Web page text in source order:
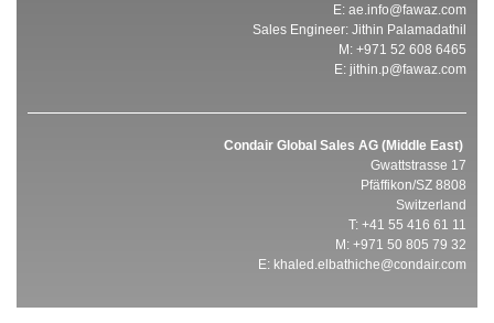
E: ae.info@fawaz.com
Sales Engineer: Jithin Palamadathil
M: +971 52 608 6465
E: jithin.p@fawaz.com
Condair Global Sales AG (Middle East)
Gwattstrasse 17
8808 Pfäffikon/SZ
Switzerland
T: +41 55 416 61 11
M: +971 50 805 79 32
E: khaled.elbathiche@condair.com